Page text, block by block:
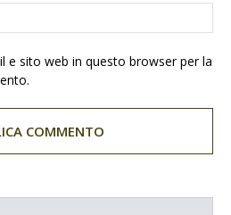
e sito web in questo browser per la